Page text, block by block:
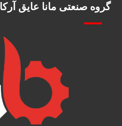
گروه صنعتی مانا عایق آرکا